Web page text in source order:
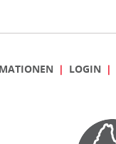
LOGIN